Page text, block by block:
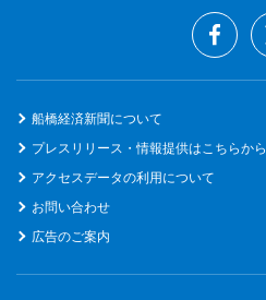
船橋経済新聞について
プレスリリース・情報提供はこちらから
アクセスデータの利用について
お問い合わせ
広告のご案内